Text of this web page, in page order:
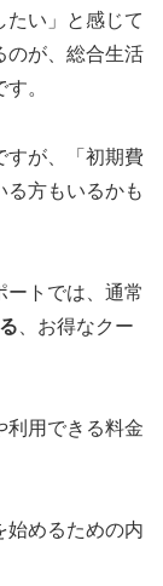
たい」と感じて
のが、総合生活
。
すが、「初期費
る方もいるかも
ートでは、通常
、お得なクー
利用できる料金
始めるための内